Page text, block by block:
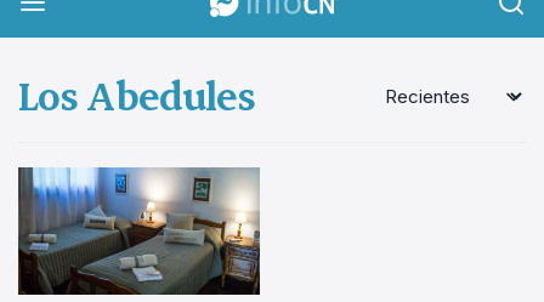
Los Abedules